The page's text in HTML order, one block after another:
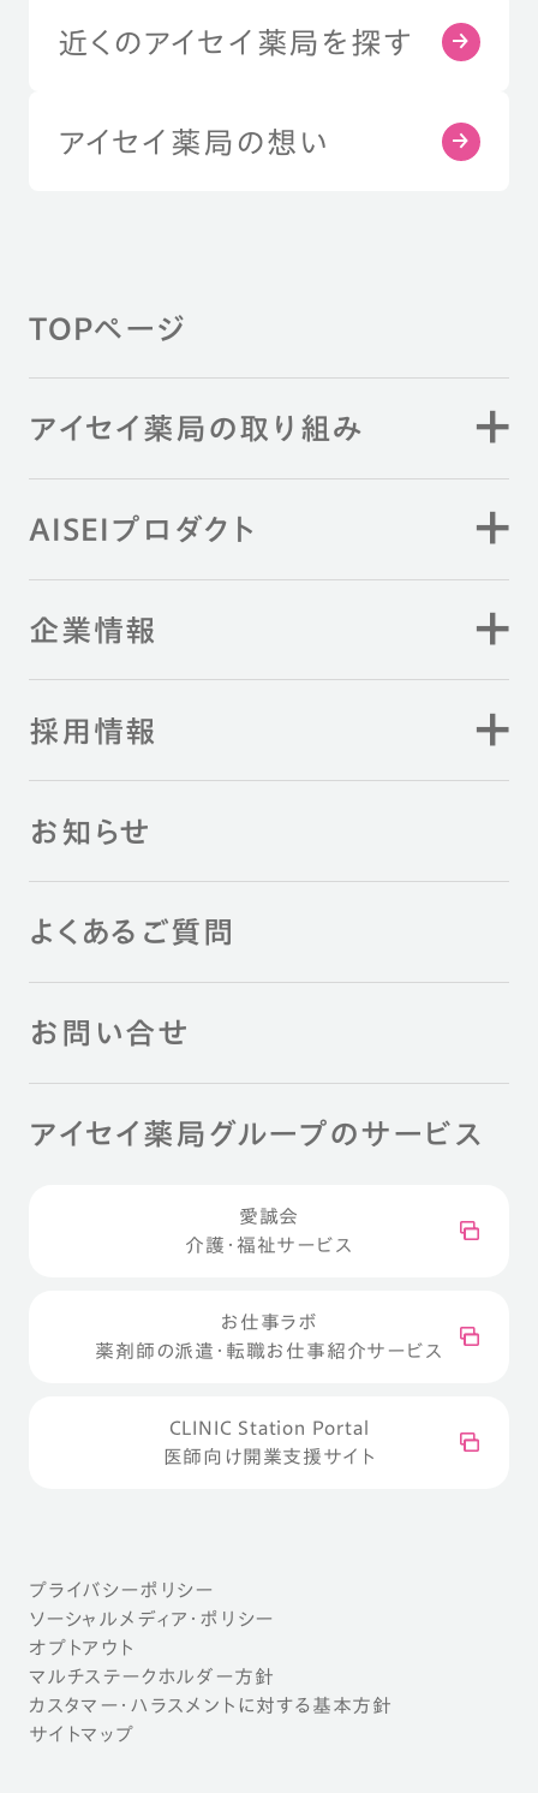
近くのアイセイ薬局を探す
アイセイ薬局の想い
TOPページ
アイセイ薬局の取り組み
AISEIプロダクト
企業情報
採用情報
お知らせ
よくあるご質問
お問い合せ
アイセイ薬局グループのサービス
愛誠会
介護・福祉サービス
お仕事ラボ
薬剤師の派遣・転職お仕事紹介サービス
CLINIC Station Portal
医師向け開業支援サイト
プライバシーポリシー
ソーシャルメディア・ポリシー
オプトアウト
マルチステークホルダー方針
カスタマー・ハラスメントに対する基本方針
サイトマップ